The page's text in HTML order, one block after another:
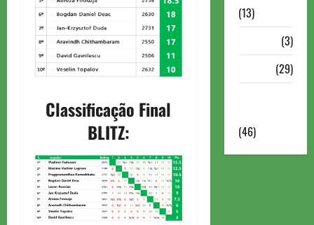
Classificação Final
BLITZ:
(13)
(3)
(29)
(46)